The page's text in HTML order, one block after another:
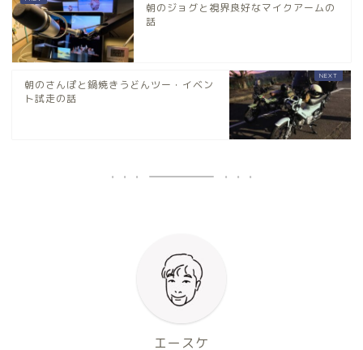
朝のジョグと視界良好なマイクアームの
話
朝のさんぽと鍋焼きうどんツー・イベン
ト試走の話
エースケ